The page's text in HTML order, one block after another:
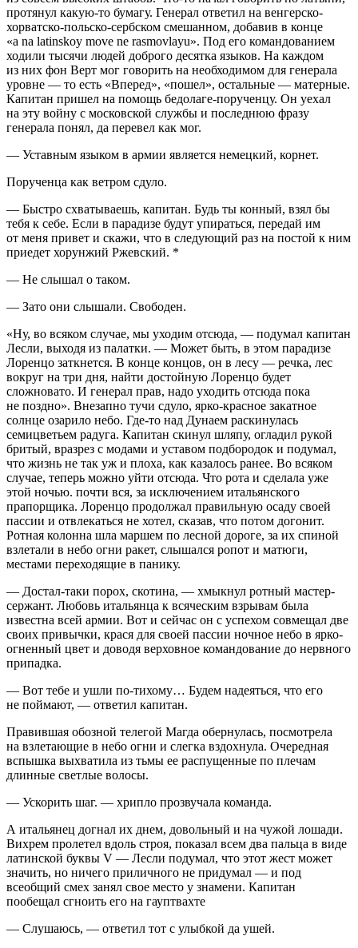
протянул какую-то бумагу. Генерал ответил на венгерско-
хорватско-польско-сербском смешанном, добавив в конце
«a na latinskoy move ne rasmovlayu». Под его командованием
ходили тысячи людей доброго десятка языков. На каждом
из них фон Верт мог говорить на необходимом для генерала
уровне — то есть «Вперед», «пошел», остальные — матерные.
Капитан пришел на помощь бедолаге-порученцу. Он уехал
на эту войну с московской службы и последнюю фразу
генерала понял, да перевел как мог.
— Уставным языком в армии является немецкий, корнет.
Порученца как ветром сдуло.
— Быстро схватываешь, капитан. Будь ты конный, взял бы
тебя к себе. Если в парадизе будут упираться, передай им
от меня привет и скажи, что в следующий раз на постой к ним
приедет хорунжий Ржевский. *
— Не слышал о таком.
— Зато они слышали. Свободен.
«Ну, во всяком случае, мы уходим отсюда, — подумал капитан
Лесли, выходя из палатки. — Может быть, в этом парадизе
Лоренцо заткнется. В конце концов, он в лесу — речка, лес
вокруг на три дня, найти достойную Лоренцо будет
сложновато. И генерал прав, надо уходить отсюда пока
не поздно». Внезапно тучи сдуло, ярко-красное закатное
солнце озарило небо. Где-то над Дунаем раскинулась
семицветьем радуга. Капитан скинул шляпу, огладил рукой
бритый, вразрез с модами и уставом подбородок и подумал,
что жизнь не так уж и плоха, как казалось ранее. Во всяком
случае, теперь можно уйти отсюда. Что рота и сделала уже
этой ночью. почти вся, за исключением итальянского
прапорщика. Лоренцо продолжал правильную осаду своей
пассии и отвлекаться не хотел, сказав, что потом догонит.
Ротная колонна шла маршем по лесной дороге, за их спиной
взлетали в небо огни ракет, слышался ропот и матюги,
местами переходящие в панику.
— Достал-таки порох, скотина, — хмыкнул ротный мастер-
сержант. Любовь итальянца к всяческим взрывам была
известна всей армии. Вот и сейчас он с успехом совмещал две
своих привычки, крася для своей пассии ночное небо в ярко-
огненный цвет и доводя верховное командование до нервного
припадка.
— Вот тебе и ушли по-тихому… Будем надеяться, что его
не поймают, — ответил капитан.
Правившая обозной телегой Магда обернулась, посмотрела
на взлетающие в небо огни и слегка вздохнула. Очередная
вспышка выхватила из тьмы ее распущенные по плечам
длинные светлые волосы.
— Ускорить шаг. — хрипло прозвучала команда.
А итальянец догнал их днем, довольный и на чужой лошади.
Вихрем пролетел вдоль строя, показал всем два пальца в виде
латинской буквы V — Лесли подумал, что этот жест может
значить, но ничего приличного не придумал — и под
всеобщий смех занял свое место у знамени. Капитан
пообещал сгноить его на гауптвахте
— Слушаюсь, — ответил тот с улыбкой да ушей.